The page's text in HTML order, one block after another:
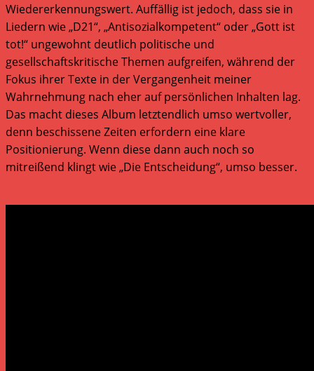
Wiedererkennungswert. Auffällig ist jedoch, dass sie in
Liedern wie „D21“, „Antisozialkompetent“ oder „Gott ist
tot!“ ungewohnt deutlich politische und
gesellschaftskritische Themen aufgreifen, während der
Fokus ihrer Texte in der Vergangenheit meiner
Wahrnehmung nach eher auf persönlichen Inhalten lag.
Das macht dieses Album letztendlich umso wertvoller,
denn beschissene Zeiten erfordern eine klare
Positionierung. Wenn diese dann auch noch so
mitreißend klingt wie „Die Entscheidung“, umso besser.